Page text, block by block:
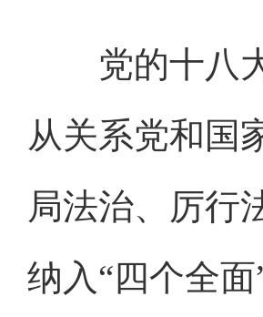
党的十八大
从关系党和国
局法治、厉行
纳入“四个全